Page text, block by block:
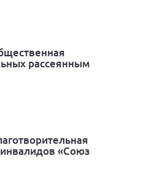
рассеянным
«Союз